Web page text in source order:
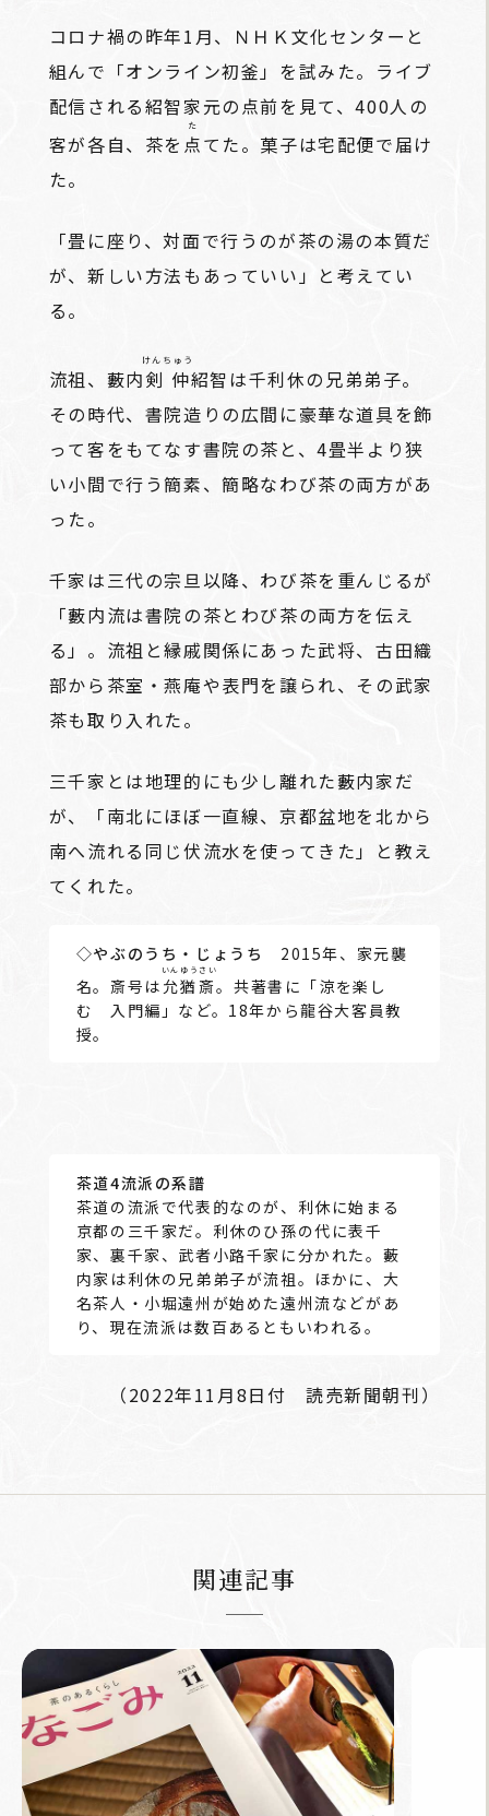
コロナ禍の昨年1月、ＮＨＫ文化センターと
組んで「オンライン初釜」を試みた。ライブ
配信される紹智家元の点前を見て、400人の
客が各自、茶を 点
た
てた。菓子は宅配便で届け
た。
「畳に座り、対面で行うのが茶の湯の本質だ
が、新しい方法もあっていい」と考えてい
る。
流祖、藪内剣仲
けんちゅう
紹智は千利休の兄弟弟子。
その時代、書院造りの広間に豪華な道具を飾
って客をもてなす書院の茶と、4畳半より狭
い小間で行う簡素、簡略なわび茶の両方があ
った。
千家は三代の宗旦以降、わび茶を重んじるが
「藪内流は書院の茶とわび茶の両方を伝え
る」。流祖と縁戚関係にあった武将、古田織
部から茶室・燕庵や表門を譲られ、その武家
茶も取り入れた。
三千家とは地理的にも少し離れた藪内家だ
が、「南北にほぼ一直線、京都盆地を北から
南へ流れる同じ伏流水を使ってきた」と教え
てくれた。
◇やぶのうち・じょうち
2015年、家元襲
名。斎号は 允猶斎
いんゆうさい
。共著書に「涼を楽し
む 入門編」など。18年から龍谷大客員教
授。
茶道4流派の系譜
茶道の流派で代表的なのが、利休に始まる
京都の三千家だ。利休のひ孫の代に表千
家、裏千家、武者小路千家に分かれた。藪
内家は利休の兄弟弟子が流祖。ほかに、大
名茶人・小堀遠州が始めた遠州流などがあ
り、現在流派は数百あるともいわれる。
（2022年11月8日付 読売新聞朝刊）
関連記事